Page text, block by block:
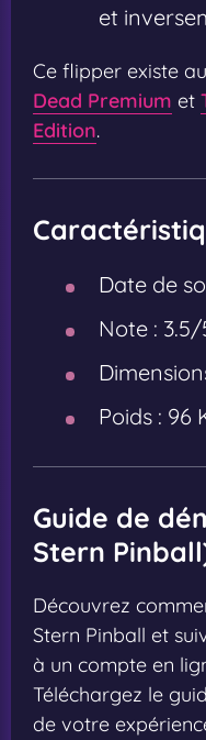
et
Ce flipper existe
Dead Premium et
Edition.
Date de
Note : 3.5/
Poids : 96
Guide de
Stern
Découvrez
Stern Pinball et
à un compte en
Téléchargez le
de votre